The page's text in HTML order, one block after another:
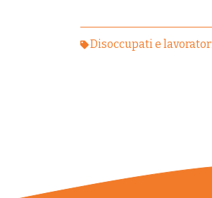
Disoccupati e